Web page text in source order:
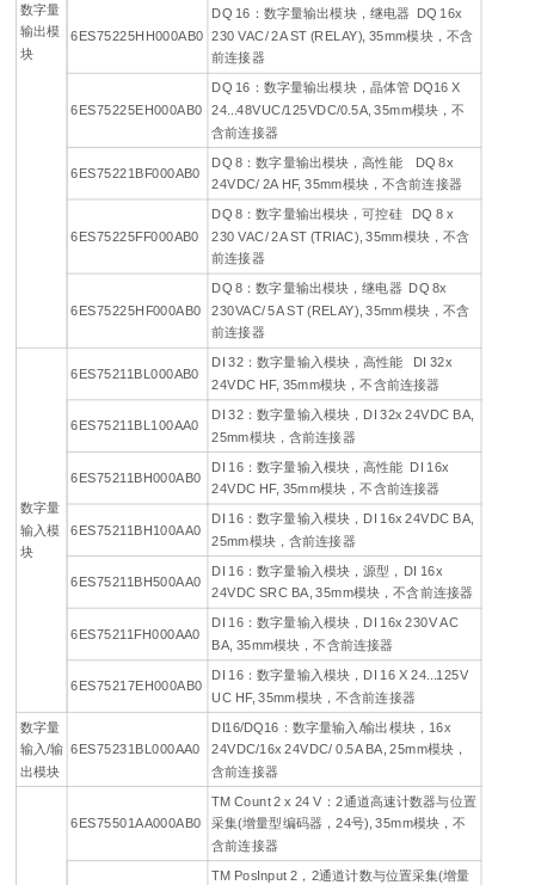
数字量
输出模
块
6ES75225HH000AB0
DQ 16：数字量输出模块，继电器 DQ 16x
230 VAC/ 2A ST (RELAY), 35mm模块，不含
前连接器
6ES75225EH000AB0
DQ 16：数字量输出模块，晶体管 DQ16 X
24...48VUC/125VDC/0.5A, 35mm模块，不
含前连接器
6ES75221BF000AB0
DQ 8：数字量输出模块，高性能 DQ 8x
24VDC/ 2A HF, 35mm模块，不含前连接器
6ES75225FF000AB0
DQ 8：数字量输出模块，可控硅 DQ 8 x
230 VAC/ 2A ST (TRIAC), 35mm模块，不含
前连接器
6ES75225HF000AB0
DQ 8：数字量输出模块，继电器 DQ 8x
230VAC/ 5A ST (RELAY), 35mm模块，不含
前连接器
数字量
输入模
块
6ES75211BL000AB0
DI 32：数字量输入模块，高性能 DI 32x
24VDC HF, 35mm模块，不含前连接器
6ES75211BL100AA0
DI 32：数字量输入模块，DI 32x 24VDC BA,
25mm模块，含前连接器
6ES75211BH000AB0
DI 16：数字量输入模块，高性能 DI 16x
24VDC HF, 35mm模块，不含前连接器
6ES75211BH100AA0
DI 16：数字量输入模块，DI 16x 24VDC BA,
25mm模块，含前连接器
6ES75211BH500AA0
DI 16：数字量输入模块，源型，DI 16x
24VDC SRC BA, 35mm模块，不含前连接器
6ES75211FH000AA0
DI 16：数字量输入模块，DI 16x 230V AC
BA, 35mm模块，不含前连接器
6ES75217EH000AB0
DI 16：数字量输入模块，DI 16 X 24...125V
UC HF, 35mm模块，不含前连接器
数字量
输入/输
出模块
6ES75231BL000AA0
DI16/DQ16：数字量输入/输出模块，16x
24VDC/16x 24VDC/ 0.5A BA, 25mm模块，
含前连接器
6ES75501AA000AB0
TM Count 2 x 24 V：2通道高速计数器与位置
采集(增量型编码器，24号), 35mm模块，不
含前连接器
TM PosInput 2，2通道计数与位置采集(增量